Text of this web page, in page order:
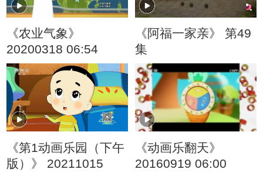
《农业气象》
20200318 06:54
《阿福一家亲》 第49
集
《第1动画乐园（下午
版）》 20211015
《动画乐翻天》
20160919 06:00